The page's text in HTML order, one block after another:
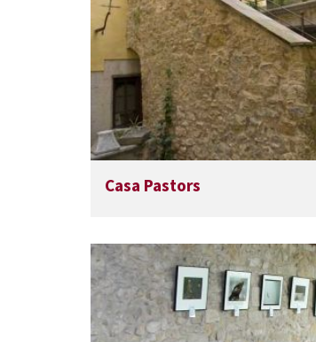
Casa Pastors